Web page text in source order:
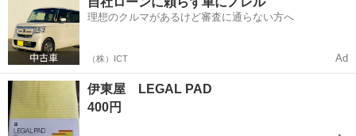
理想のクルマがあるけど審査に通らない方へ
（株）ICT Ad
伊東屋 LEGAL PAD
400円